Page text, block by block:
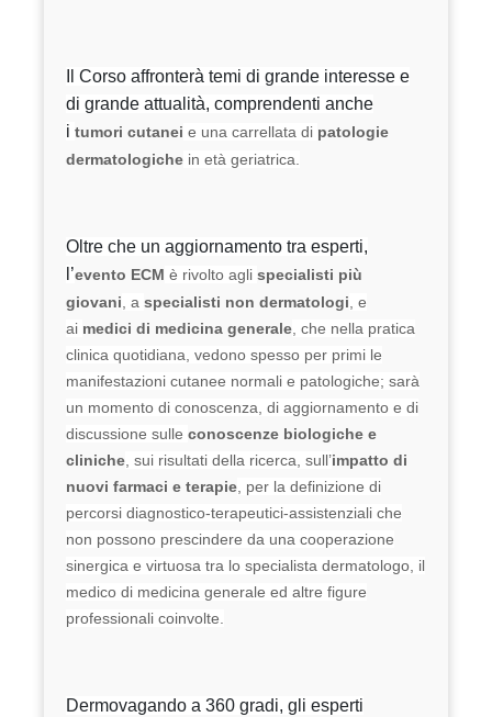
Il Corso affronterà temi di grande interesse e
di grande attualità, comprendenti anche
i tumori cutanei e una carrellata di patologie
dermatologiche in età geriatrica.
Oltre che un aggiornamento tra esperti,
l’evento ECM è rivolto agli specialisti più
giovani , a specialisti non dermatologi , e
ai medici di medicina generale , che nella pratica
clinica quotidiana, vedono spesso per primi le
manifestazioni cutanee normali e patologiche; sarà
un momento di conoscenza, di aggiornamento e di
discussione sulle conoscenze biologiche e
cliniche , sui risultati della ricerca, sull’impatto di
nuovi farmaci e terapie , per la definizione di
percorsi diagnostico-terapeutici-assistenziali che
non possono prescindere da una cooperazione
sinergica e virtuosa tra lo specialista dermatologo, il
medico di medicina generale ed altre figure
professionali coinvolte.
Dermovagando a 360 gradi, gli esperti